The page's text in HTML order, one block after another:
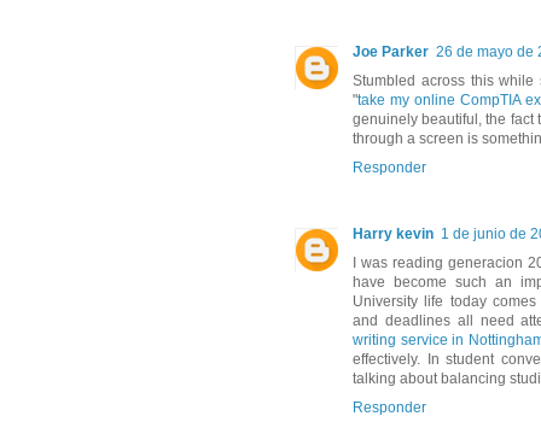
Joe Parker 26 de mayo de
Stumbled across this
"take my online CompTIA
genuinely beautiful, the fact
through a screen is
Responder
Harry kevin 1 de junio de
I was reading generacion
have become such an
University life today
and deadlines all need
writing service in
effectively. In student
talking about balancing
Responder